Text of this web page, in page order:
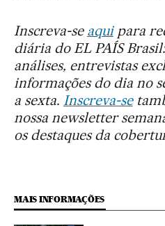
Inscreva-se aquipara
diária do EL PAÍS
análises, entrevistas
informações do dia no
a sexta. Inscreva-se
nossa newsletter
os destaques da
MAIS INFORMAÇÕES